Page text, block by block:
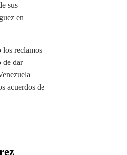
sus
en
los reclamos
de dar
acuerdos de